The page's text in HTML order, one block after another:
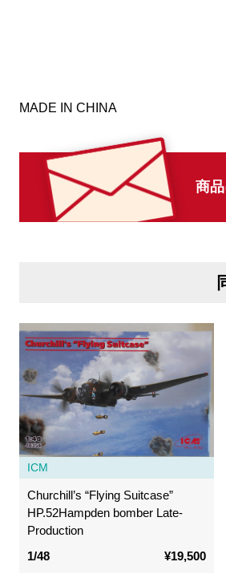
MADE IN CHINA
商
ICM
Churchill’s “Flying Suitcase”
HP.52Hampden bomber Late-
Production
1/48
¥19,500